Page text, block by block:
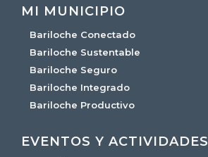
MI MUNICIPIO
Bariloche Conectado
Bariloche Sustentable
Bariloche Seguro
Bariloche Integrado
Bariloche Productivo
EVENTOS Y ACTIVIDADES